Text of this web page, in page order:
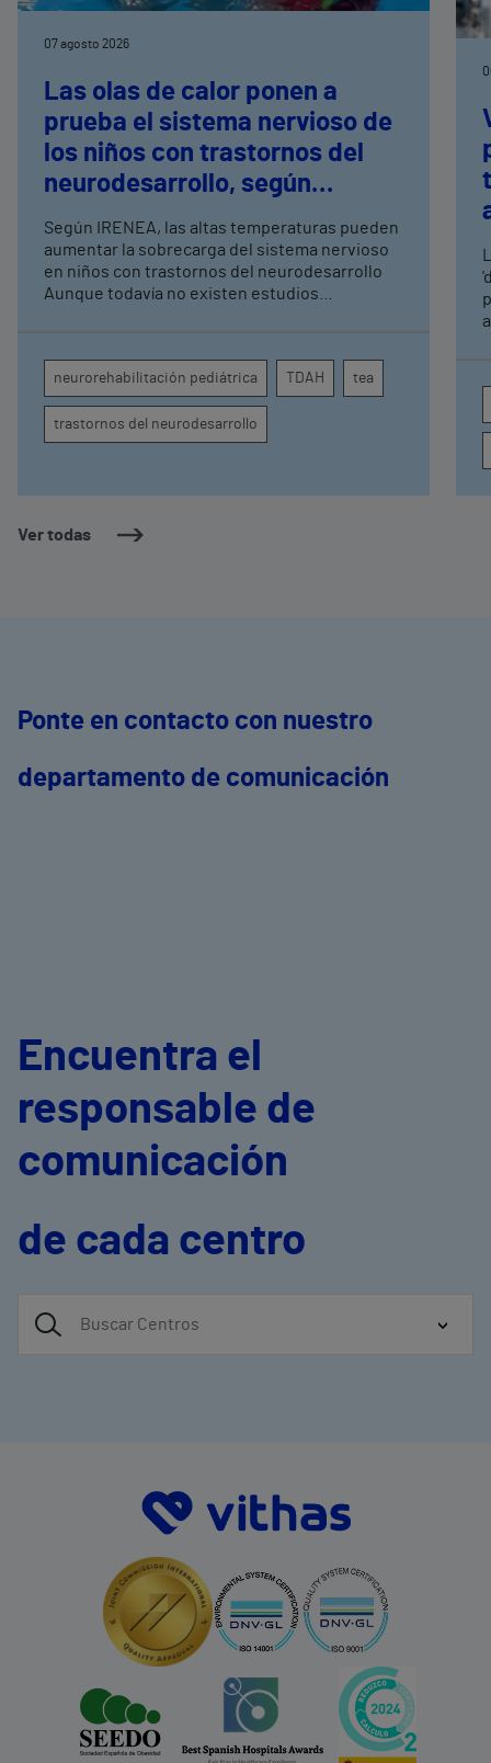
Ver todas
07 agosto 2026
Las olas de calor ponen a
prueba el sistema nervioso de
los niños con trastornos del
neurodesarrollo, según
expertos en
neurorrehabilitación
pediátrica de Vithas
Según IRENEA, las altas temperaturas pueden
aumentar la sobrecarga del sistema nervioso
en niños con trastornos del neurodesarrollo
Aunque todavía no existen estudios
atención, la regulación emocional y la
conducta
neurorehabilitación pediátrica TDAH tea
trastornos del neurodesarrollo
Ponte en contacto con nuestro
departamento de comunicación
Encuentra el
responsable de
comunicación
de cada centro